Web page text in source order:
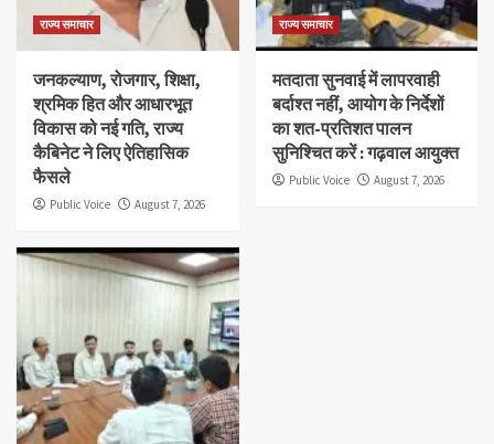
राज्य समाचार
जनकल्याण, रोजगार, शिक्षा,
श्रमिक हित और आधारभूत
विकास को नई गति, राज्य
कैबिनेट ने लिए ऐतिहासिक
फैसले
Public Voice August 7, 2026
राज्य समाचार
मतदाता सुनवाई में लापरवाही
बर्दाश्त नहीं, आयोग के निर्देशों
का शत-प्रतिशत पालन
सुनिश्चित करें : गढ़वाल आयुक्त
Public Voice August 7, 2026